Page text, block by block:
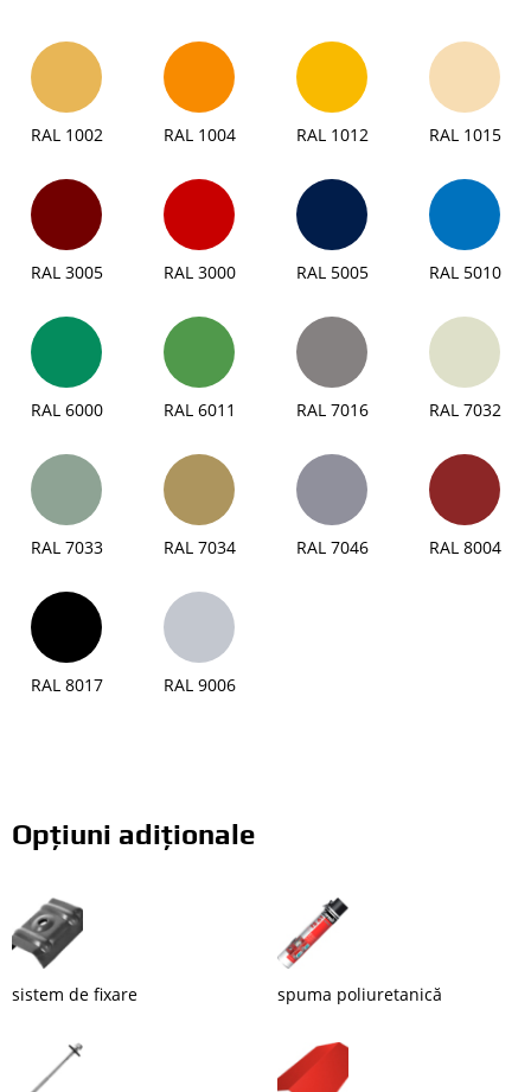
RAL 1002 RAL 1004 RAL 1012 RAL 1015
RAL 3005 RAL 3000 RAL 5005 RAL 5010
RAL 6000 RAL 6011 RAL 7016 RAL 7032
RAL 7033 RAL 7034 RAL 7046 RAL 8004
RAL 8017 RAL 9006
Opțiuni adiționale
sistem de fixare spuma poliuretanică